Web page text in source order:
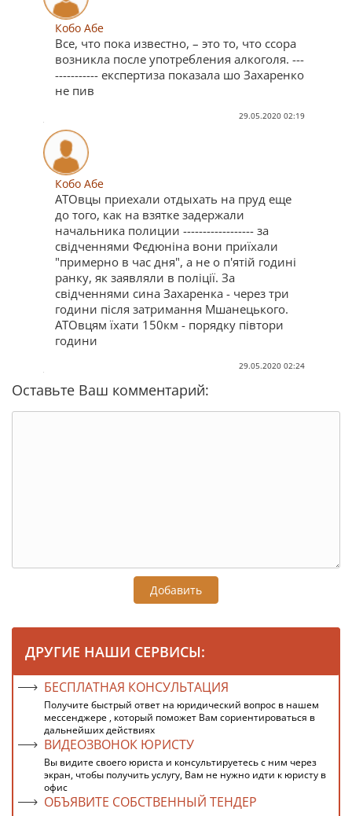
Кобо Абе
Все, что пока известно, – это то, что ссора
возникла после употребления алкоголя. ---
----------- експертиза показала шо Захаренко
не пив
29.05.2020 02:19
Кобо Абе
АТОвцы приехали отдыхать на пруд еще
до того, как на взятке задержали
начальника полиции ------------------ за
свідченнями Фєдюніна вони приїхали
"примерно в час дня", а не о п'ятій годині
ранку, як заявляли в поліції. За
свідченнями сина Захаренка - через три
години після затримання Мшанецького.
АТОвцям їхати 150км - порядку півтори
години
29.05.2020 02:24
Оставьте Ваш комментарий:
Добавить
ДРУГИЕ НАШИ СЕРВИСЫ:
БЕСПЛАТНАЯ КОНСУЛЬТАЦИЯ
Получите быстрый ответ на юридический вопрос в нашем
мессенджере , который поможет Вам сориентироваться в
дальнейших действиях
ВИДЕОЗВОНОК ЮРИСТУ
Вы видите своего юриста и консультируетесь с ним через
экран, чтобы получить услугу, Вам не нужно идти к юристу в
офис
ОБЪЯВИТЕ СОБСТВЕННЫЙ ТЕНДЕР